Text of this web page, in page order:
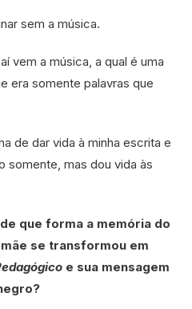
sem a música.
vem a música, a qual é uma
era somente palavras que
de dar vida à minha escrita e
somente, mas dou vida às
que forma a memória do
se transformou em
e sua mensagem